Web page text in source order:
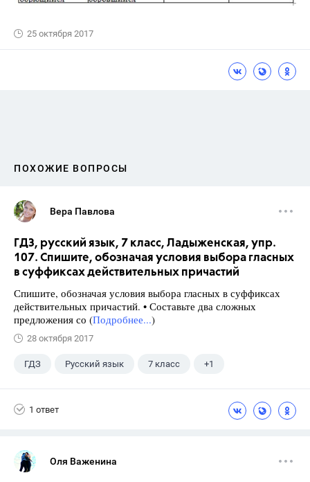
25 октября 2017
ПОХОЖИЕ ВОПРОСЫ
Вера Павлова
ГДЗ, русский язык, 7 класс, Ладыженская, упр.
107. Спишите, обозначая условия выбора гласных
в суффиксах действительных причастий
Спишите, обозначая условия выбора гласных в суффиксах
действительных причастий. • Составьте два сложных
предложения со (Подробнее...)
28 октября 2017
ГДЗ Русский язык 7 класс +1
1 ответ
Оля Важенина